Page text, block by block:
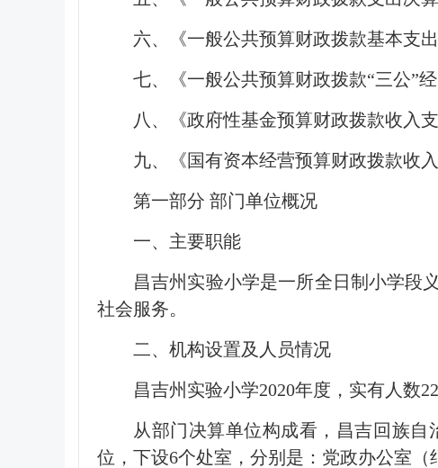
六、《一般公共预算财政拨款基本支出
七、《一般公共预算财政拨款“三公”经
八、《政府性基金预算财政拨款收入支
九、《国有资本经营预算财政拨款收入
第一部分 部门单位概况
一、主要职能
昌吉州实验小学是一所全日制小学段
社会服务。
二、机构设置及人员情况
昌吉州实验小学2020年度，实有人数
从部门决算单位构成看，昌吉回族
位，下设6个处室，分别是：党政办公室